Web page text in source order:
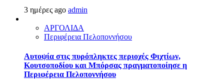
3 ημέρες ago admin
ΑΡΓΟΛΙΔΑ
Περιφέρεια Πελοποννήσου
Αυτοψία στις πυρόπληκτες περιοχές Φιχτίων,
Κουτσοποδίου και Μπόρσας πραγματοποίησε η
Περιφέρεια Πελοποννήσου